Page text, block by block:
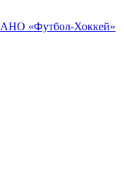
АНО «Футбол-Хоккей»